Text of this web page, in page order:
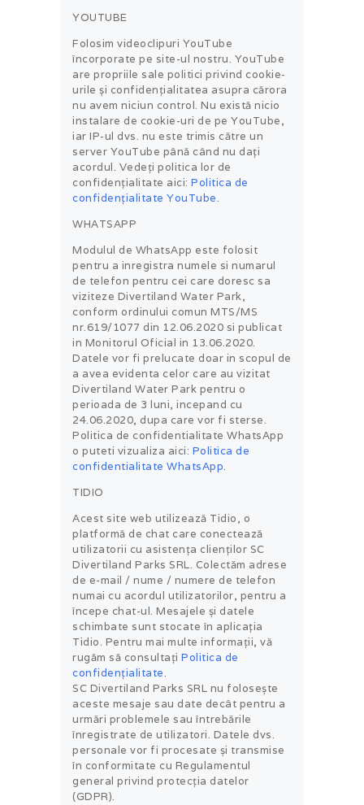
YOUTUBE
Folosim videoclipuri YouTube
încorporate pe site-ul nostru. YouTube
are propriile sale politici privind cookie-
urile și confidențialitatea asupra cărora
nu avem niciun control. Nu există nicio
instalare de cookie-uri de pe YouTube,
iar IP-ul dvs. nu este trimis către un
server YouTube până când nu dați
acordul. Vedeți politica lor de
confidențialitate aici: Politica de
confidențialitate YouTube.
WHATSAPP
Modulul de WhatsApp este folosit
pentru a inregistra numele si numarul
de telefon pentru cei care doresc sa
viziteze Divertiland Water Park,
conform ordinului comun MTS/MS
nr.619/1077 din 12.06.2020 si publicat
in Monitorul Oficial in 13.06.2020.
Datele vor fi prelucate doar in scopul de
a avea evidenta celor care au vizitat
Divertiland Water Park pentru o
perioada de 3 luni, incepand cu
24.06.2020, dupa care vor fi sterse.
Politica de confidentialitate WhatsApp
o puteti vizualiza aici: Politica de
confidentialitate WhatsApp.
TIDIO
Acest site web utilizează Tidio, o
platformă de chat care conectează
utilizatorii cu asistența clienților SC
Divertiland Parks SRL. Colectăm adrese
de e-mail / nume / numere de telefon
numai cu acordul utilizatorilor, pentru a
începe chat-ul. Mesajele și datele
schimbate sunt stocate în aplicația
Tidio. Pentru mai multe informații, vă
rugăm să consultați Politica de
confidențialitate.
SC Divertiland Parks SRL nu folosește
aceste mesaje sau date decât pentru a
urmări problemele sau întrebările
înregistrate de utilizatori. Datele dvs.
personale vor fi procesate și transmise
în conformitate cu Regulamentul
general privind protecția datelor
(GDPR).